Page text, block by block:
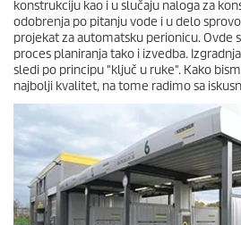
konstrukciju kao i u slučaju naloga za
odobrenja po pitanju vode i u delo
projekat za automatsku perionicu. Ovde
proces planiranja tako i izvedba.
sledi po principu "ključ u ruke". Kako
najbolji kvalitet, na tome radimo sa